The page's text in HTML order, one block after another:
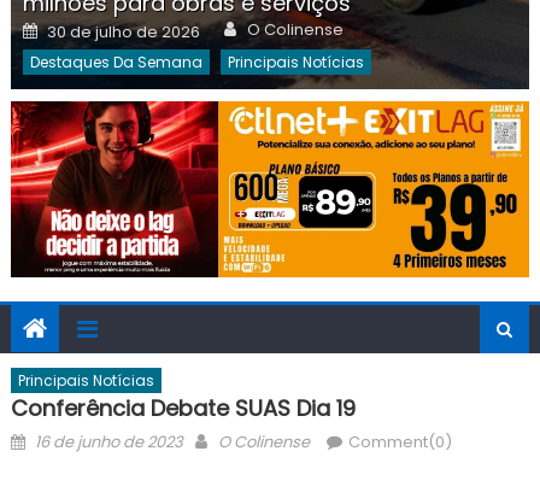
Posted
on
30 de julho de 2026 Author
O Colinense
Destaques Da Semana Principais Notícias
Principais Notícias
Conferência Debate SUAS Dia 19
Posted
16 de junho de 2023 Author
O Colinense Comment(0)